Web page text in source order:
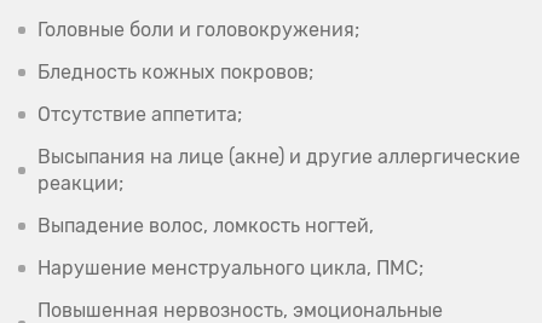
Головные боли и головокружения;
Бледность кожных покровов;
Отсутствие аппетита;
Высыпания на лице (акне) и другие аллергические
реакции;
Выпадение волос, ломкость ногтей,
Нарушение менструального цикла, ПМС;
Повышенная нервозность, эмоциональные